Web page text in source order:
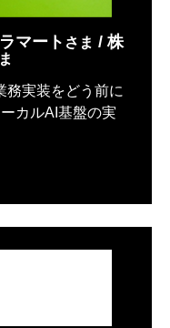
マート さま / 株
務実装をどう前に
カルAI基盤の実